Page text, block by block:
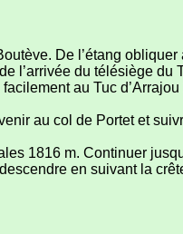
De l’étang
l’arrivée du télésiège du
au Tuc
au col de Portet et
1816 m. Continuer
en suivant la